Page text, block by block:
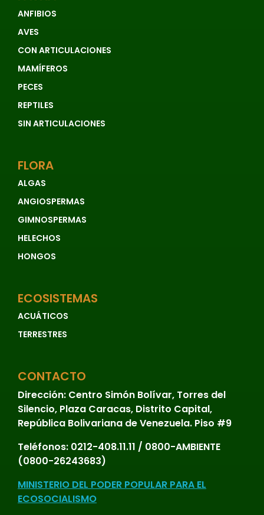
ANFIBIOS
AVES
CON ARTICULACIONES
MAMÍFEROS
PECES
REPTILES
SIN ARTICULACIONES
FLORA
ALGAS
ANGIOSPERMAS
GIMNOSPERMAS
HELECHOS
HONGOS
ECOSISTEMAS
ACUÁTICOS
TERRESTRES
CONTACTO
Dirección: Centro Simón Bolívar, Torres del
Silencio, Plaza Caracas, Distrito Capital,
República Bolivariana de Venezuela. Piso #9
Teléfonos: 0212-408.11.11 / 0800-AMBIENTE
(0800-26243683)
MINISTERIO DEL PODER POPULAR PARA EL
ECOSOCIALISMO